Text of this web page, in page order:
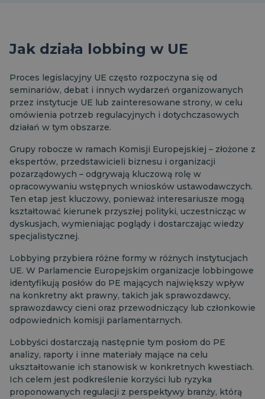
Jak działa lobbing w UE
Proces legislacyjny UE często rozpoczyna się od
seminariów, debat i innych wydarzeń organizowanych
przez instytucje UE lub zainteresowane strony, w celu
omówienia potrzeb regulacyjnych i dotychczasowych
działań w tym obszarze.
Grupy robocze w ramach Komisji Europejskiej – złożone z
ekspertów, przedstawicieli biznesu i organizacji
pozarządowych – odgrywają kluczową rolę w
opracowywaniu wstępnych wniosków ustawodawczych.
Ten etap jest kluczowy, ponieważ interesariusze mogą
kształtować kierunek przyszłej polityki, uczestnicząc w
dyskusjach, wymieniając poglądy i dostarczając wiedzy
specjalistycznej.
Lobbying przybiera różne formy w różnych instytucjach
UE. W Parlamencie Europejskim organizacje lobbingowe
identyfikują posłów do PE mających największy wpływ
na konkretny akt prawny, takich jak sprawozdawcy,
sprawozdawcy cieni oraz przewodniczący lub członkowie
odpowiednich komisji parlamentarnych.
Lobbyści dostarczają następnie tym posłom do PE
analizy, raporty i inne materiały mające na celu
ukształtowanie ich stanowisk w konkretnych kwestiach.
Ich celem jest podkreślenie korzyści lub ryzyka
proponowanych regulacji z perspektywy branży, którą